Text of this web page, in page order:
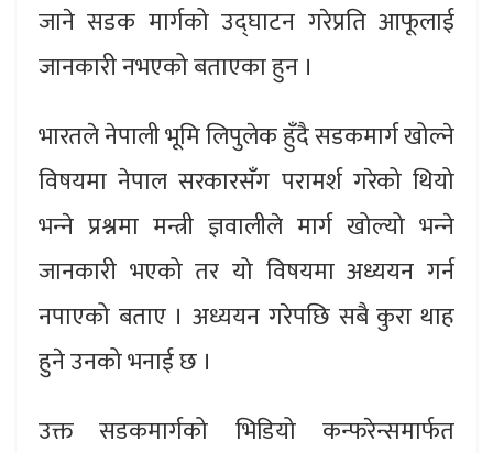
जाने सडक मार्गको उद्‌घाटन गरेप्रति आफूलाई
जानकारी नभएको बताएका हुन ।
भारतले नेपाली भूमि लिपुलेक हुँदै सडकमार्ग खोल्‍ने
विषयमा नेपाल सरकारसँग परामर्श गरेको थियो
भन्‍ने प्रश्नमा मन्त्री ज्ञवालीले मार्ग खोल्‍यो भन्‍ने
जानकारी भएको तर यो विषयमा अध्ययन गर्न
नपाएको बताए । अध्ययन गरेपछि सबै कुरा थाह
हुने उनको भनाई छ ।
उक्त सडकमार्गको भिडियो कन्फरेन्समार्फत